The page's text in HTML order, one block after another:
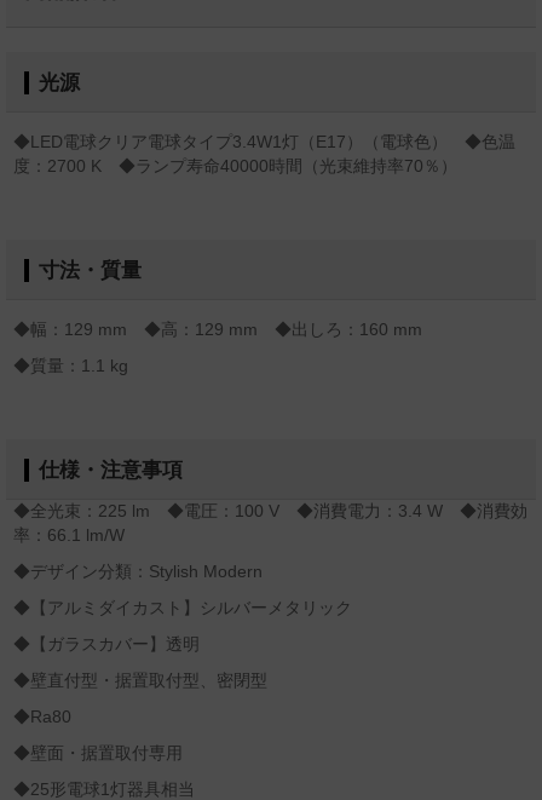
光源
◆LED電球クリア電球タイプ3.4W1灯（E17）（電球色） ◆色温
度：2700 K ◆ランプ寿命40000時間（光束維持率70％）
寸法・質量
◆幅：129 mm ◆高：129 mm ◆出しろ：160 mm
◆質量：1.1 kg
仕様・注意事項
◆全光束：225 lm ◆電圧：100 V ◆消費電力：3.4 W ◆消費効
率：66.1 lm/W
◆デザイン分類：Stylish Modern
◆【アルミダイカスト】シルバーメタリック
◆【ガラスカバー】透明
◆壁直付型・据置取付型、密閉型
◆Ra80
◆壁面・据置取付専用
◆25形電球1灯器具相当